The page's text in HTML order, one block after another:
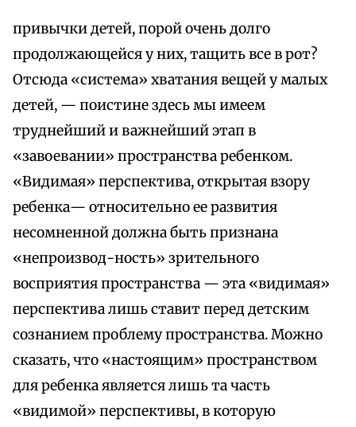
привычки детей, порой очень долго
продолжающейся у них, тащить все в рот?
Отсюда «система» хватания вещей у малых
детей, — поистине здесь мы имеем
труднейший и важнейший этап в
«завоевании» пространства ребенком.
«Видимая» перспектива, открытая взору
ребенка— относительно ее развития
несомненной должна быть признана
«непроизвод-ность» зрительного
восприятия пространства — эта «видимая»
перспектива лишь ставит перед детским
сознанием проблему пространства. Можно
сказать, что «настоящим» пространством
для ребенка является лишь та часть
«видимой» перспективы, в которую